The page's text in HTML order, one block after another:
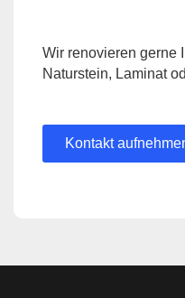
Wir renovieren gerne
Naturstein, Laminat
Kontakt